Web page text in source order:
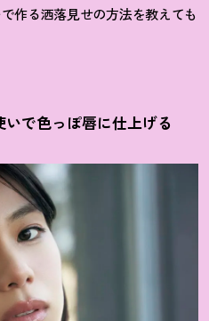
作る洒落見せの方法を教えても
で色っぽ唇に仕上げる